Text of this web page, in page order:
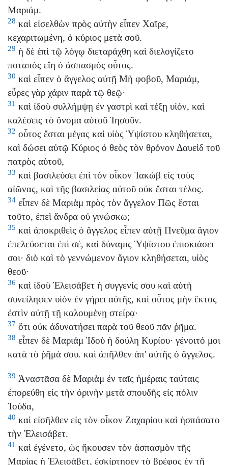
Μαριάμ.
28 καὶ εἰσελθὼν πρὸς αὐτὴν εἶπεν Χαῖρε,
κεχαριτωμένη, ὁ κύριος μετὰ σοῦ.
29 ἡ δὲ ἐπὶ τῷ λόγῳ διεταράχθη καὶ διελογίζετο
ποταπὸς εἴη ὁ ἀσπασμὸς οὗτος.
30 καὶ εἶπεν ὁ ἄγγελος αὐτῇ Μὴ φοβοῦ, Μαριάμ,
εὗρες γὰρ χάριν παρὰ τῷ θεῷ·
31 καὶ ἰδοὺ συλλήμψῃ ἐν γαστρὶ καὶ τέξῃ υἱόν, καὶ
καλέσεις τὸ ὄνομα αὐτοῦ Ἰησοῦν.
32 οὗτος ἔσται μέγας καὶ υἱὸς Ὑψίστου κληθήσεται,
καὶ δώσει αὐτῷ Κύριος ὁ θεὸς τὸν θρόνον Δαυεὶδ τοῦ
πατρὸς αὐτοῦ,
33 καὶ βασιλεύσει ἐπὶ τὸν οἶκον Ἰακὼβ εἰς τοὺς
αἰῶνας, καὶ τῆς βασιλείας αὐτοῦ οὐκ ἔσται τέλος.
34 εἶπεν δὲ Μαριὰμ πρὸς τὸν ἄγγελον Πῶς ἔσται
τοῦτο, ἐπεὶ ἄνδρα οὐ γινώσκω;
35 καὶ ἀποκριθεὶς ὁ ἄγγελος εἶπεν αὐτῇ Πνεῦμα ἅγιον
ἐπελεύσεται ἐπὶ σέ, καὶ δύναμις Ὑψίστου ἐπισκιάσει
σοι· διὸ καὶ τὸ γεννώμενον ἅγιον κληθήσεται, υἱὸς
θεοῦ·
36 καὶ ἰδοὺ Ἐλεισάβετ ἡ συγγενίς σου καὶ αὐτὴ
συνείληφεν υἱὸν ἐν γήρει αὐτῆς, καὶ οὗτος μὴν ἕκτος
ἐστὶν αὐτῇ τῇ καλουμένῃ στείρᾳ·
37 ὅτι οὐκ ἀδυνατήσει παρὰ τοῦ θεοῦ πᾶν ῥῆμα.
38 εἶπεν δὲ Μαριάμ Ἰδοὺ ἡ δούλη Κυρίου· γένοιτό μοι
κατὰ τὸ ῥῆμά σου. καὶ ἀπῆλθεν ἀπ' αὐτῆς ὁ ἄγγελος.
39 Ἀναστᾶσα δὲ Μαριὰμ ἐν ταῖς ἡμέραις ταύταις
ἐπορεύθη εἰς τὴν ὀρινὴν μετὰ σπουδῆς εἰς πόλιν
Ἰούδα,
40 καὶ εἰσῆλθεν εἰς τὸν οἶκον Ζαχαρίου καὶ ἠσπάσατο
τὴν Ἐλεισάβετ.
41 καὶ ἐγένετο, ὡς ἤκουσεν τὸν ἀσπασμὸν τῆς
Μαρίας ἡ Ἐλεισάβετ, ἐσκίρτησεν τὸ βρέφος ἐν τῇ